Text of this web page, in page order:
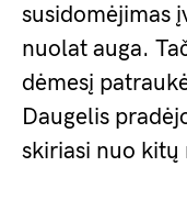
susidomėjimas
nuolat auga.
dėmesį
Daugelis
skiriasi nuo kitų